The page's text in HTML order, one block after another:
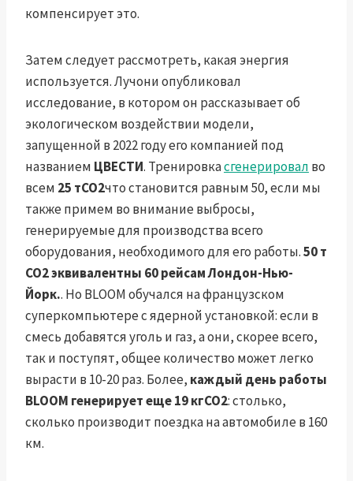
компенсирует это.
Затем следует рассмотреть, какая энергия
используется. Лучони опубликовал
исследование, в котором он рассказывает об
экологическом воздействии модели,
запущенной в 2022 году его компанией под
названием ЦВЕСТИ. Тренировкасгенерировал во
всем 25 тCO2что становится равным 50, если мы
также примем во внимание выбросы,
генерируемые для производства всего
оборудования, необходимого для его работы.50 т
CO2 эквивалентны 60 рейсам Лондон-Нью-
Йорк.. Но BLOOM обучался на французском
суперкомпьютере с ядерной установкой: если в
смесь добавятся уголь и газ, а они, скорее всего,
так и поступят, общее количество может легко
вырасти в 10-20 раз. Более, каждый день работы
BLOOM генерирует еще 19 кгCO2: столько,
сколько производит поездка на автомобиле в 160
км.